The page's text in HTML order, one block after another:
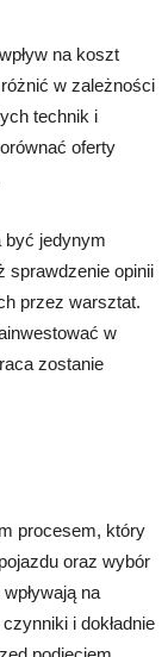
na koszt
w zależności
technik i
oferty
być jedynym
sprawdzenie opinii
przez warsztat.
w
zostanie
procesem, który
oraz wybór
na
i dokładnie